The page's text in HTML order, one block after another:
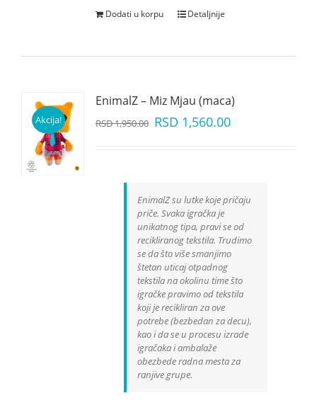
Dodati u korpu Detaljnije
Akcija!
EnimalZ – Miz Mjau (maca)
RSD1,950.00 RSD 1,560.00
EnimalZ su lutke koje pričaju
priče. Svaka igračka je
unikatnog tipa, pravi se od
recikliranog tekstila. Trudimo
se da što više smanjimo
štetan uticaj otpadnog
tekstila na okolinu time što
igračke pravimo od tekstila
koji je recikliran za ove
potrebe (bezbedan za decu),
kao i da se u procesu izrade
igračaka i ambalaže
obezbede radna mesta za
ranjive grupe.